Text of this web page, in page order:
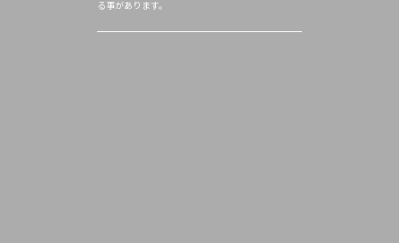
る事があります。